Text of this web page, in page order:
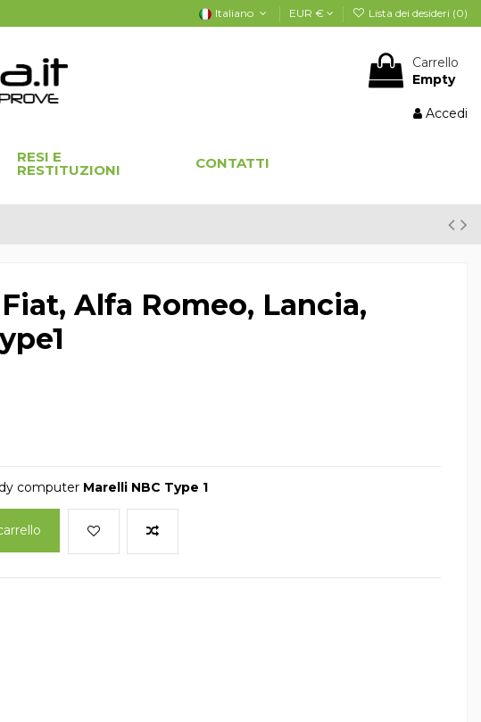
Italiano EUR € Lista dei desideri (0)
Carrello
Empty
Accedi
RESI E
RESTITUZIONI CONTATTI
Alfa Romeo, Lancia,
computer Marelli NBC Type 1